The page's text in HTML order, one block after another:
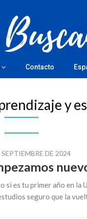
Contacto
y
SEPTIEMBRE DE 2024
si es tu primer año en la
seguro que la